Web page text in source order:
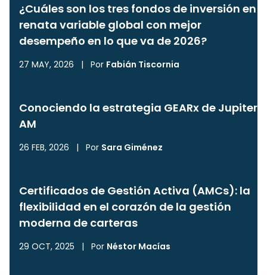
¿Cuáles son los tres fondos de inversión en
renata variable global con mejor
desempeño en lo que va de 2026?
27 MAY, 2026 | Por Fabián Tiscornia
Conociendo la estrategia GEARx de Jupiter
AM
26 FEB, 2026 | Por Sara Giménez
Certificados de Gestión Activa (AMCs): la
flexibilidad en el corazón de la gestión
moderna de carteras
29 OCT, 2025 | Por Néstor Macías